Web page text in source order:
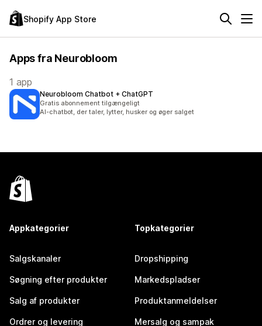
Shopify App Store
Apps fra Neurobloom
1 app
Neurobloom Chatbot + ChatGPT
Gratis abonnement tilgængeligt
AI-chatbot, der taler, lytter, husker og øger salget
Appkategorier
Salgskanaler
Søgning efter produkter
Salg af produkter
Ordrer og levering
Topkategorier
Dropshipping
Markedspladser
Produktanmeldelser
Mersalg og sampak